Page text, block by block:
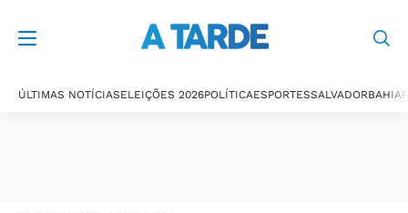
ÚLTIMAS NOTÍCIASELEIÇÕES 2026POLÍTICAESPORTESSALVADORBAHIA